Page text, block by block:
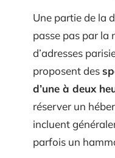
Une partie de la
passe pas par la
d’adresses
proposent des
d’une à deux
réserver un
incluent
parfois un